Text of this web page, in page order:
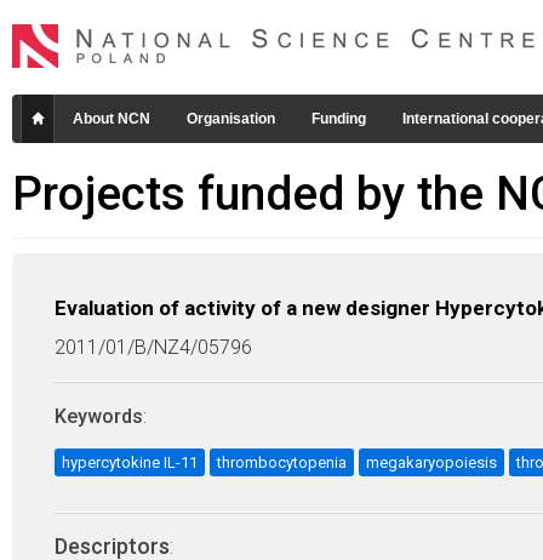
About NCN Organisation Funding International
Projects funded by the
Evaluation of activity of a new designer
2011/01/B/NZ4/05796
Keywords:
hypercytokine IL-11 thrombocytopenia megakaryopoiesis
Descriptors: